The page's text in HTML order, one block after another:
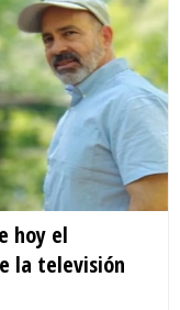
hoy el
la televisión